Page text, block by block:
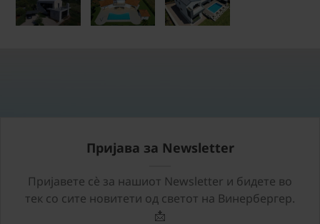
Пријава за Newsletter
Пријавете сѐ за нашиот Newsletter и бидете во
тек со сите новитети од светот на Винербергер.
📩